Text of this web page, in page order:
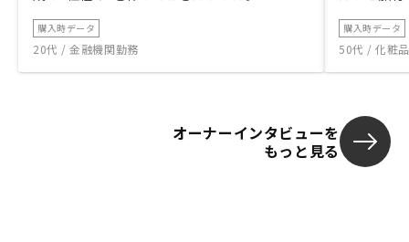
購入時データ
20代 / 金融機関勤務
購入時データ
50代 / 化粧
オーナーインタビューを
もっと見る